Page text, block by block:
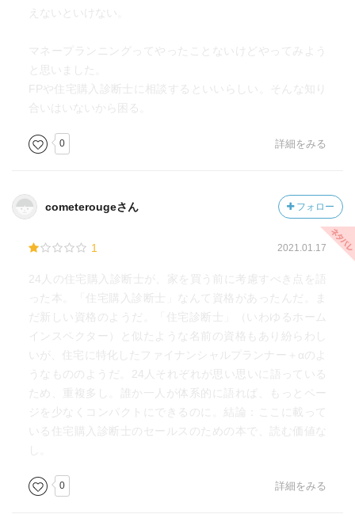
えないといけない。
マネープランニングってやったことないけどやってみよう
と思いました。
FPや住宅購入診断士に相談するといいらしい。そんな知り
合いはいないから困る。
0 詳細をみる
cometerougeさん フォロー
1 2021.01.17
24人の住宅購入診断士が、家を買う前に考慮すべき点を語
った本。「住宅購入診断士」なんて資格があったんだ。ま
だ新しい資格のようだ。「住宅診断士」（いわゆるホーム
インスペクター）と似たような名前の資格もあり紛らわし
いが、住宅に特化したファイナンシャルプランナー＋αのよ
うなもののようだ。24人それぞれが思い思いに語っている
ため、重複多し。誰か一人が体系的に語れば、もっとペー
ジを少なくコンパクトにできるのに。結論：ここに載って
いる住宅購入診断士のセールスのための本で、読む価値な
し。
0 詳細をみる